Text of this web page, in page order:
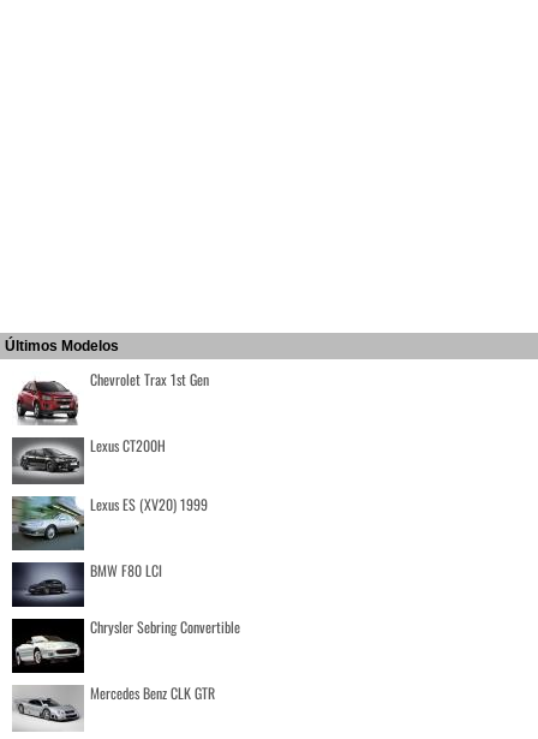
Últimos Modelos
Chevrolet Trax 1st Gen
Lexus CT200H
Lexus ES (XV20) 1999
BMW F80 LCI
Chrysler Sebring Convertible
Mercedes Benz CLK GTR